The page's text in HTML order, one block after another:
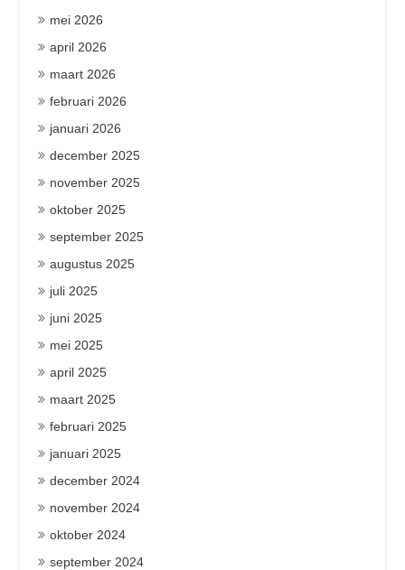
mei 2026
april 2026
maart 2026
februari 2026
januari 2026
december 2025
november 2025
oktober 2025
september 2025
augustus 2025
juli 2025
juni 2025
mei 2025
april 2025
maart 2025
februari 2025
januari 2025
december 2024
november 2024
oktober 2024
september 2024